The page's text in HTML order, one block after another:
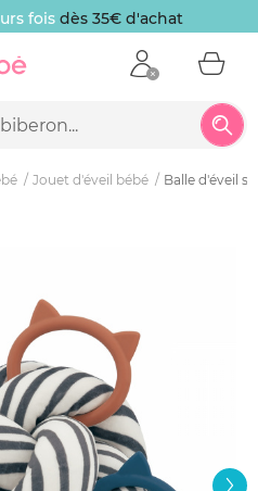
fois dès 35€ d'achat
Jouet d'éveil bébé Balle d'éveil